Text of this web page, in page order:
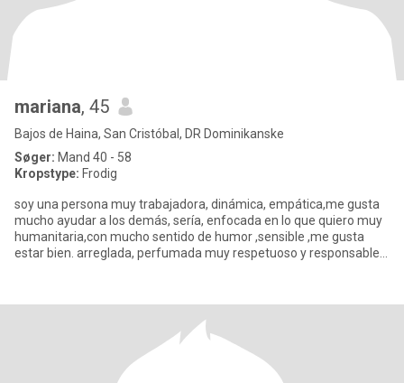
mariana, 45
Bajos de Haina, San Cristóbal, DR Dominikanske
Søger: Mand 40 - 58
Kropstype: Frodig
soy una persona muy trabajadora, dinámica, empática,me gusta
mucho ayudar a los demás, sería, enfocada en lo que quiero muy
humanitaria,con mucho sentido de humor ,sensible ,me gusta
estar bien. arreglada, perfumada muy respetuoso y responsable,